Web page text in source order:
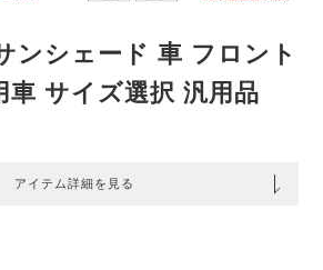
ンシェード 車 フロント
車 サイズ選択 汎用品
アイテム詳細を見る